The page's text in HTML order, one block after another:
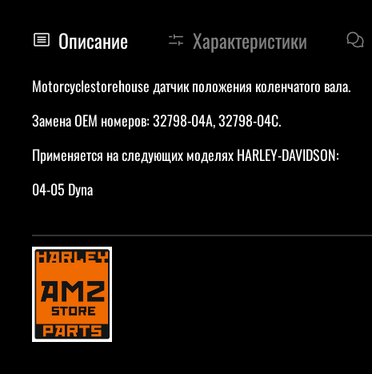
Описание Характеристики
Motorcyclestorehouse датчик положения коленчатого вала.
Замена OEM номеров: 32798-04A, 32798-04C.
Применяется на следующих моделях HARLEY-DAVIDSON:
04-05 Dyna